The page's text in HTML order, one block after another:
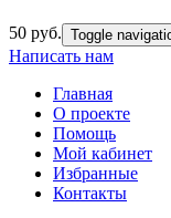
50 руб. Toggle
Написать нам
Главная
О проекте
Помощь
Мой кабинет
Избранные
Контакты